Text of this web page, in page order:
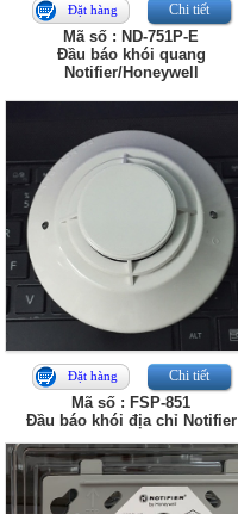
Đặt hàng Chi tiết
Mã số : ND-751P-E
Đầu báo khói quang
Notifier/Honeywell
Đặt hàng Chi tiết
Mã số : FSP-851
Đầu báo khói địa chỉ Notifier